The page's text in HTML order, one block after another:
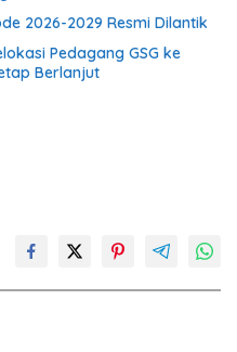
2026-2029 Resmi Dilantik
Pedagang GSG ke
Berlanjut